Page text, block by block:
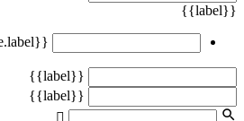
{{label}}
{{choice.label}}
{{label}}
{{label}}